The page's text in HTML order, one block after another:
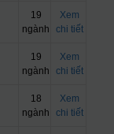
19
ngành
Xem
chi tiết
19
ngành
Xem
chi tiết
18
ngành
Xem
chi tiết